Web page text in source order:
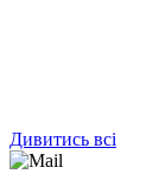
Дивитись всі